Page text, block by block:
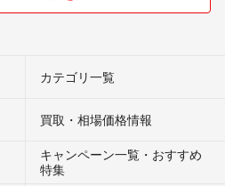
カテゴリ一覧
買取・相場価格情報
キャンペーン一覧・おすすめ
特集